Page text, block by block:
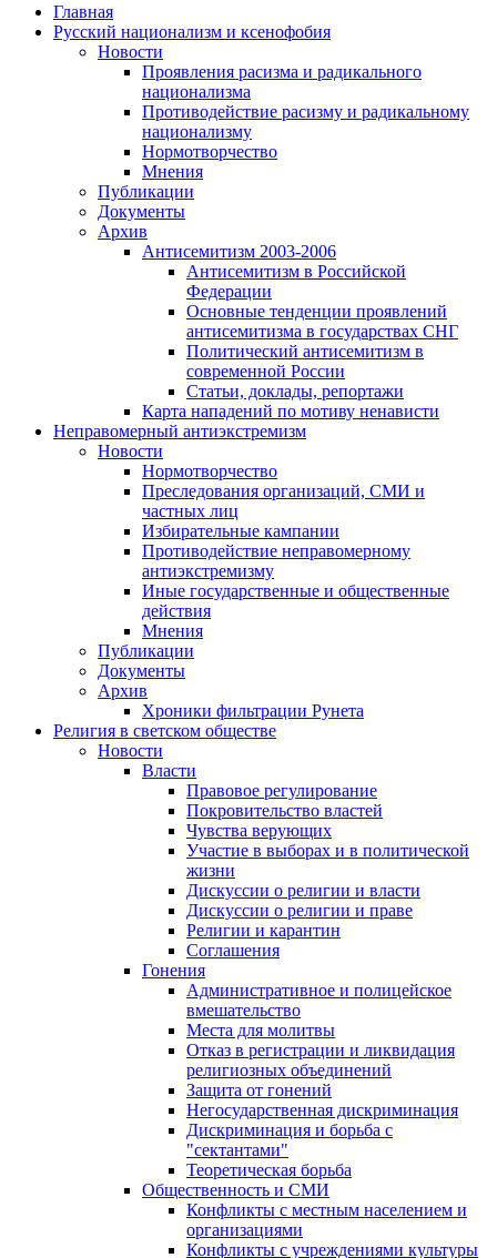
Главная
Русский национализм и ксенофобия
Новости
Проявления расизма и радикального
национализма
Противодействие расизму и радикальному
национализму
Нормотворчество
Мнения
Публикации
Документы
Архив
Антисемитизм 2003-2006
Антисемитизм в Российской
Федерации
Основные тенденции проявлений
антисемитизма в государствах СНГ
Политический антисемитизм в
современной России
Статьи, доклады, репортажи
Карта нападений по мотиву ненависти
Неправомерный антиэкстремизм
Новости
Нормотворчество
Преследования организаций, СМИ и
частных лиц
Избирательные кампании
Противодействие неправомерному
антиэкстремизму
Иные государственные и общественные
действия
Мнения
Публикации
Документы
Архив
Хроники фильтрации Рунета
Религия в светском обществе
Новости
Власти
Правовое регулирование
Покровительство властей
Чувства верующих
Участие в выборах и в политической
жизни
Дискуссии о религии и власти
Дискуссии о религии и праве
Религии и карантин
Соглашения
Гонения
Административное и полицейское
вмешательство
Места для молитвы
Отказ в регистрации и ликвидация
религиозных объединений
Защита от гонений
Негосударственная дискриминация
Дискриминация и борьба с
"сектантами"
Теоретическая борьба
Общественность и СМИ
Конфликты с местным населением и
организациями
Конфликты с учреждениями культуры